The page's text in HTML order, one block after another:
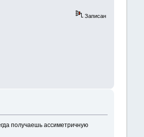
Записан
получаешь ассиметричную